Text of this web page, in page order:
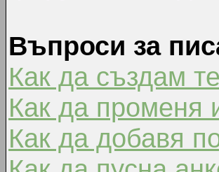
Въпроси за
Как да създам
Как да променя
Как да добавя